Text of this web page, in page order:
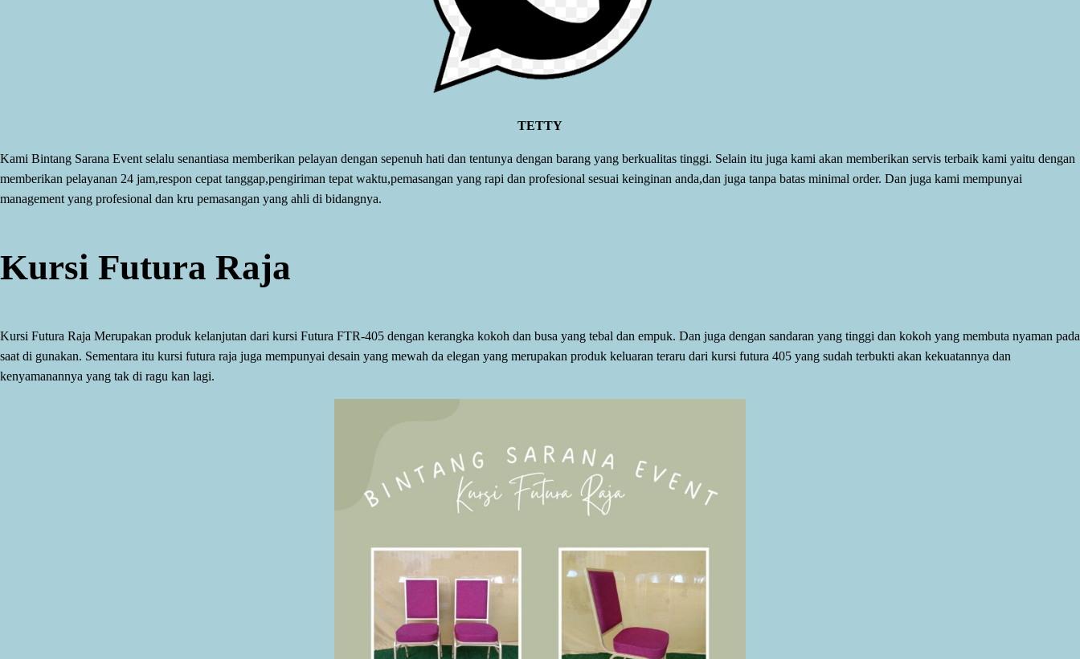
TETTY
Kami Bintang Sarana Event selalu senantiasa memberikan pelayan dengan sepenuh hati dan tentunya dengan barang yang berkualitas tinggi. Selain itu juga kami akan memberikan servis terbaik kami yaitu dengan
memberikan pelayanan 24 jam,respon cepat tanggap,pengiriman tepat waktu,pemasangan yang rapi dan profesional sesuai keinginan anda,dan juga tanpa batas minimal order. Dan juga kami mempunyai
management yang profesional dan kru pemasangan yang ahli di bidangnya.
Kursi Futura Raja
Kursi Futura Raja Merupakan produk kelanjutan dari kursi Futura FTR-405 dengan kerangka kokoh dan busa yang tebal dan empuk. Dan juga dengan sandaran yang tinggi dan kokoh yang membuta nyaman pada
saat di gunakan. Sementara itu kursi futura raja juga mempunyai desain yang mewah da elegan yang merupakan produk keluaran teraru dari kursi futura 405 yang sudah terbukti akan kekuatannya dan
kenyamanannya yang tak di ragu kan lagi.